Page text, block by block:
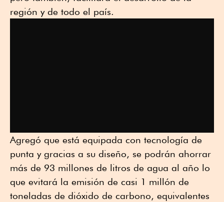
región y de todo el país.
Agregó que está equipada con tecnología de
punta y gracias a su diseño, se podrán ahorrar
más de 93 millones de litros de agua al año lo
que evitará la emisión de casi 1 millón de
toneladas de dióxido de carbono, equivalentes